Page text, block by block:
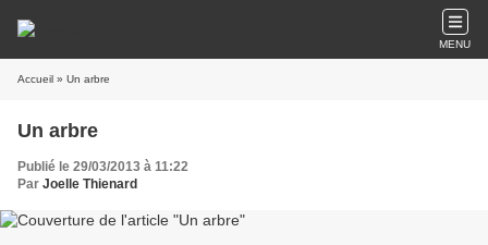
MENU
Accueil » Un arbre
Un arbre
Publié le 29/03/2013 à 11:22
Par Joelle Thienard